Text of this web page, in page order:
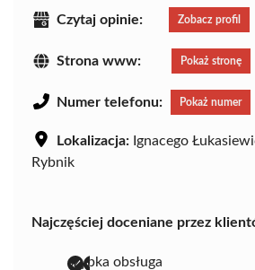
Czytaj opinie: Zobacz profil
Strona www: Pokaż stronę
Numer telefonu: Pokaż numer
Lokalizacja: Ignacego
Rybnik
Najczęściej doceniane przez
szybka obsługa